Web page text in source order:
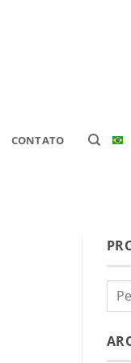
CONTATO